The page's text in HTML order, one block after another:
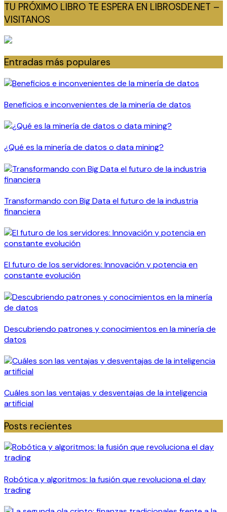
TU PRÓXIMO LIBRO TE ESPERA EN LIBROSDE.NET –
VISITANOS
Entradas más populares
Beneficios e inconvenientes de la minería de datos
¿Qué es la minería de datos o data mining?
Transformando con Big Data el futuro de la industria
financiera
El futuro de los servidores: Innovación y potencia en
constante evolución
Descubriendo patrones y conocimientos en la minería de
datos
Cuáles son las ventajas y desventajas de la inteligencia
artificial
Posts recientes
Robótica y algoritmos: la fusión que revoluciona el day
trading